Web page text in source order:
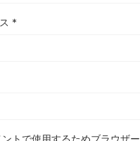
*
トで使用するためブラウザ